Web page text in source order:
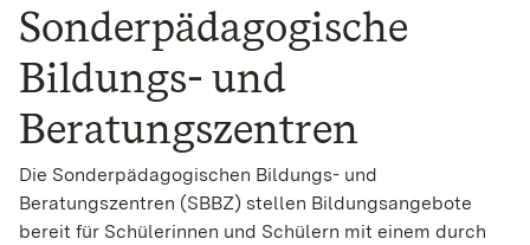
Sonderpädagogische
Bildungs- und
Beratungszentren
Die Sonderpädagogischen Bildungs- und
Beratungszentren (SBBZ) stellen Bildungsangebote
bereit für Schülerinnen und Schülern mit einem durch